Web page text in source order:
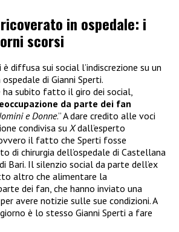
in ospedale: i
scorsi
diffusa sui social l’indiscrezione su un
di Gianni Sperti.
ha subito fatto il giro dei social,
da parte dei fan
e Donne.” A dare credito alle voci
condivisa su Xdall’esperto
il fatto che Sperti fosse
di chirurgia dell’ospedale di Castellana
Bari. Il silenzio social da parte dell’ex
altro che alimentare la
dei fan, che hanno inviato una
avere notizie sulle sue condizioni. A
è lo stesso Gianni Sperti a fare